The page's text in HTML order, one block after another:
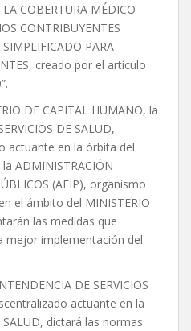
COBERTURA MÉDICO
CONTRIBUYENTES
PARA
creado por el artículo
DE CAPITAL HUMANO, la
DE SALUD,
actuante en la órbita del
ADMINISTRACIÓN
(AFIP), organismo
el ámbito del MINISTERIO
las medidas que
mejor implementación del
DE SERVICIOS
actuante en la
dictará las normas